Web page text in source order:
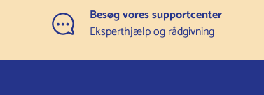
Besøg vores supportcenter
Eksperthjælp og rådgivning